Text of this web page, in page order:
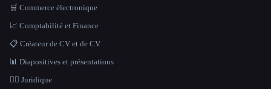
🛒 Commerce électronique
📈 Comptabilité et Finance
📋 Créateur de CV et de CV
📊 Diapositives et présentations
👩‍⚖️ Juridique